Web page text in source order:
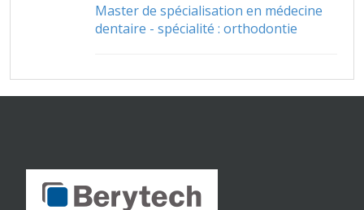
Master de spécialisation en médecine
dentaire - spécialité : orthodontie